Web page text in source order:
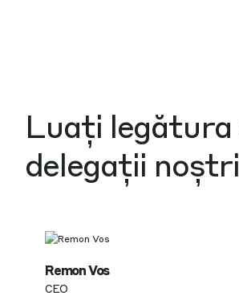
Luați legătura
delegații noștri
Remon Vos
CEO